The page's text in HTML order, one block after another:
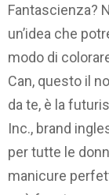
Fantascienza?
un’idea che
modo di
Can, questo il
da te, è la
Inc., brand
per tutte le
manicure